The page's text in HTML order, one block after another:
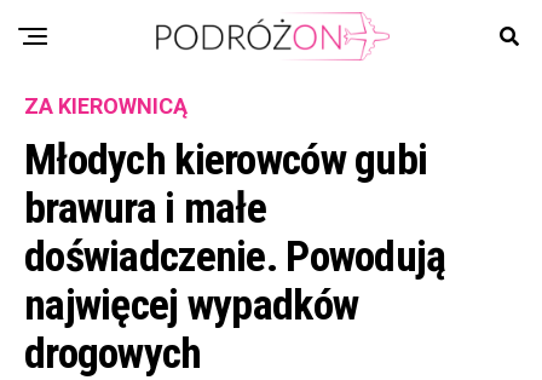
ZA KIEROWNICĄ
Młodych kierowców gubi
brawura i małe
doświadczenie. Powodują
najwięcej wypadków
drogowych